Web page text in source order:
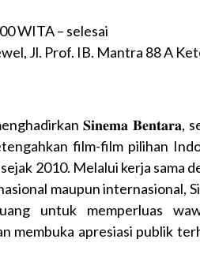
WITA – selesai
Jl. Prof. IB. Mantra 88 A
𝐒𝐢𝐧𝐞𝐦𝐚 𝐁𝐞𝐧𝐭𝐚𝐫𝐚,
film-film pilihan
2010. Melalui kerja sama
maupun internasional,
untuk memperluas
membuka apresiasi publik